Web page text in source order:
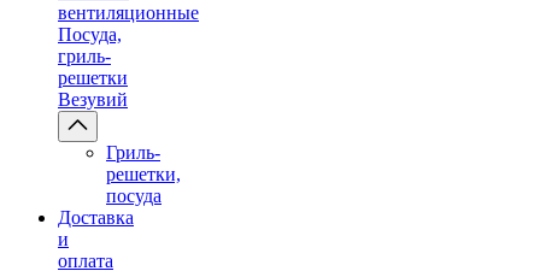
вентиляционные
Посуда,
гриль-
решетки
Везувий
Гриль-
решетки,
посуда
Доставка
и
оплата